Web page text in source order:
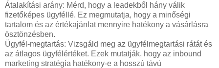
Átalakítási arány: Mérd, hogy a leadekből hány válik
fizetőképes ügyféllé. Ez megmutatja, hogy a minőségi
tartalom és az értékajánlat mennyire hatékony a vásárlásra
ösztönzésben.
Ügyfél-megtartás: Vizsgáld meg az ügyfélmegtartási rátát és
az átlagos ügyfélértéket. Ezek mutatják, hogy az inbound
marketing stratégia hatékony-e a hosszú távú